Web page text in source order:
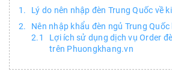
Lý do nên nhập đèn Trung Quốc về
Nên nhập khẩu đèn ngủ Trung
Lợi ích sử dụng dịch vụ Order
trên Phuongkhang.vn